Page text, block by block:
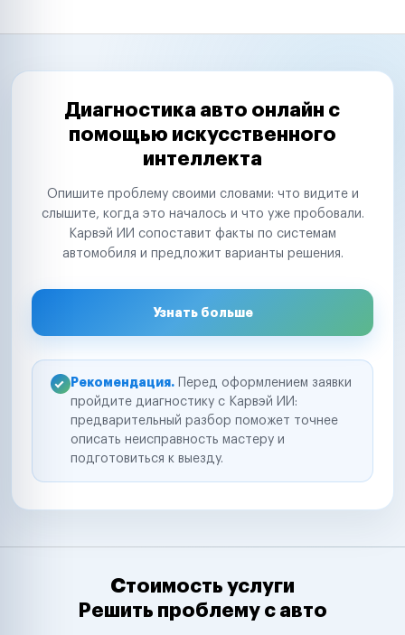
Диагностика авто онлайн с
помощью искусственного
интеллекта
Опишите проблему своими словами: что видите и
слышите, когда это началось и что уже пробовали.
Карвэй ИИ сопоставит факты по системам
автомобиля и предложит варианты решения.
Узнать больше
Рекомендация. Перед оформлением заявки
пройдите диагностику с Карвэй ИИ:
предварительный разбор поможет точнее
описать неисправность мастеру и
подготовиться к выезду.
Стоимость услуги
Решить проблему с авто